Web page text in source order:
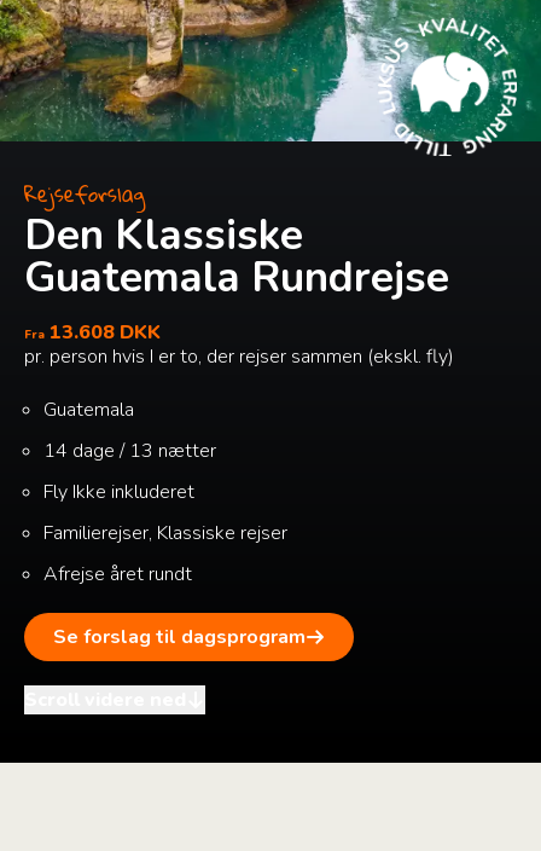
Rejseforslag
Den Klassiske
Guatemala Rundrejse
Fra 13.608 DKK
pr. person hvis I er to, der rejser sammen (ekskl. fly)
Guatemala
14 dage / 13 nætter
Fly Ikke inkluderet
Familierejser, Klassiske rejser
Afrejse året rundt
Se forslag til dagsprogram